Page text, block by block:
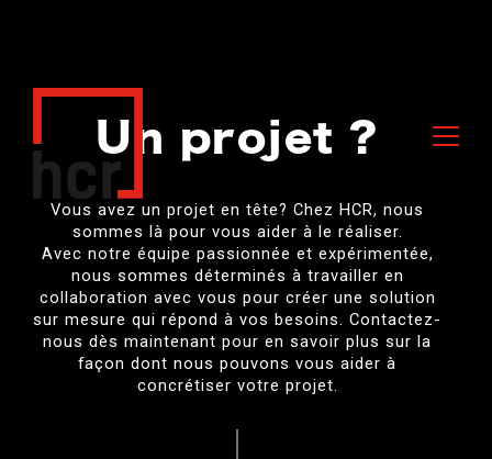
Un projet ?
Vous avez un projet en tête? Chez HCR, nous
sommes là pour vous aider à le réaliser.
Avec notre équipe passionnée et expérimentée,
nous sommes déterminés à travailler en
collaboration avec vous pour créer une solution
sur mesure qui répond à vos besoins. Contactez-
nous dès maintenant pour en savoir plus sur la
façon dont nous pouvons vous aider à
concrétiser votre projet.